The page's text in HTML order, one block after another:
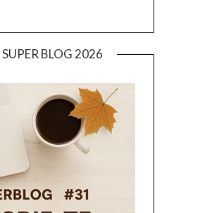
BLOG 2026